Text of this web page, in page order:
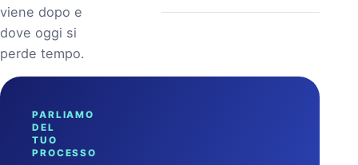
viene dopo e
dove oggi si
perde tempo.
PARLIAMO
DEL
TUO
PROCESSO